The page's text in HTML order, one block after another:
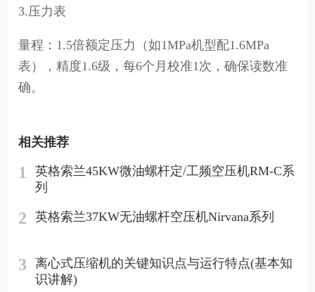
3.压力表
量程：1.5倍额定压力（如1MPa机型配1.6MPa
表），精度1.6级，每6个月校准1次，确保读数准
确。
相关推荐
1
英格索兰45KW微油螺杆定/工频空压机RM-C系
列
2 英格索兰37KW无油螺杆空压机Nirvana系列
3
离心式压缩机的关键知识点与运行特点(基本知
识讲解)